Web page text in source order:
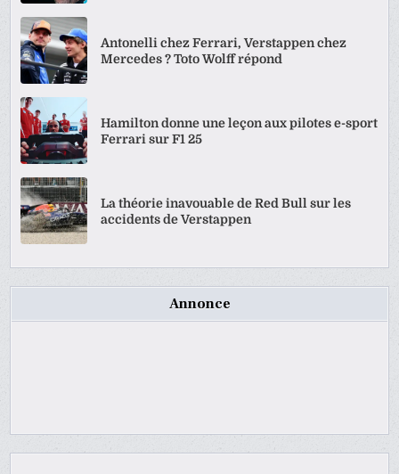
Antonelli chez Ferrari, Verstappen chez
Mercedes ? Toto Wolff répond
Hamilton donne une leçon aux pilotes e-sport
Ferrari sur F1 25
La théorie inavouable de Red Bull sur les
accidents de Verstappen
Annonce